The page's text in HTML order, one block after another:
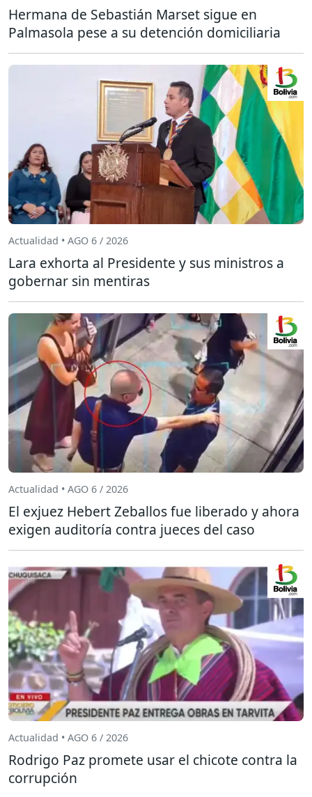
Hermana de Sebastián Marset sigue en
Palmasola pese a su detención domiciliaria
Actualidad • AGO 6 / 2026
Lara exhorta al Presidente y sus ministros a
gobernar sin mentiras
Actualidad • AGO 6 / 2026
El exjuez Hebert Zeballos fue liberado y ahora
exigen auditoría contra jueces del caso
Actualidad • AGO 6 / 2026
Rodrigo Paz promete usar el chicote contra la
corrupción